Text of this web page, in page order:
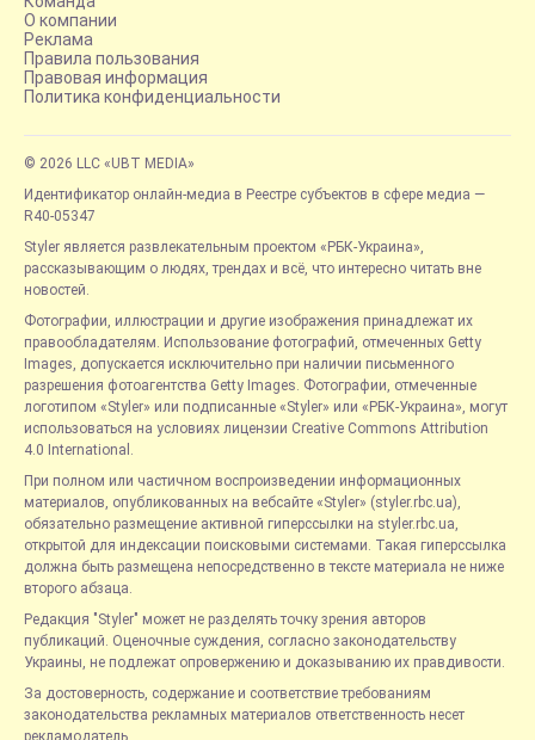
О компании
Реклама
Правила пользования
Правовая информация
Политика конфиденциальности
© 2026 LLC «UBT MEDIA»
Идентификатор онлайн-медиа в Реестре субъектов в сфере медиа —
R40-05347
Styler является развлекательным проектом «РБК-Украина»,
рассказывающим о людях, трендах и всё, что интересно читать вне
новостей.
Фотографии, иллюстрации и другие изображения принадлежат их
правообладателям. Использование фотографий, отмеченных Getty
Images, допускается исключительно при наличии письменного
разрешения фотоагентства Getty Images. Фотографии, отмеченные
логотипом «Styler» или подписанные «Styler» или «РБК-Украина», могут
использоваться на условиях лицензии Creative Commons Attribution
4.0 International.
При полном или частичном воспроизведении информационных
материалов, опубликованных на вебсайте «Styler» (styler.rbc.ua),
обязательно размещение активной гиперссылки на styler.rbc.ua,
открытой для индексации поисковыми системами. Такая гиперссылка
должна быть размещена непосредственно в тексте материала не ниже
второго абзаца.
Редакция "Styler" может не разделять точку зрения авторов
публикаций. Оценочные суждения, согласно законодательству
Украины, не подлежат опровержению и доказыванию их правдивости.
За достоверность, содержание и соответствие требованиям
законодательства рекламных материалов ответственность несет